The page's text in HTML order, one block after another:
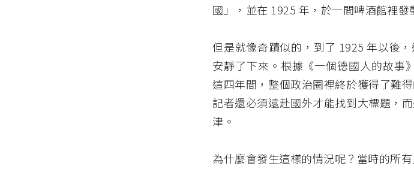
國」，並在 1925 年，於一間啤酒館裡發
但是就像奇蹟似的，到了 1925 年以後
安靜了下來。根據《一個德國人的故事
這四年間，整個政治圈裡終於獲得了難
記者還必須遠赴國外才能找到大標題，
津。
為什麼會發生這樣的情況呢？當時的所